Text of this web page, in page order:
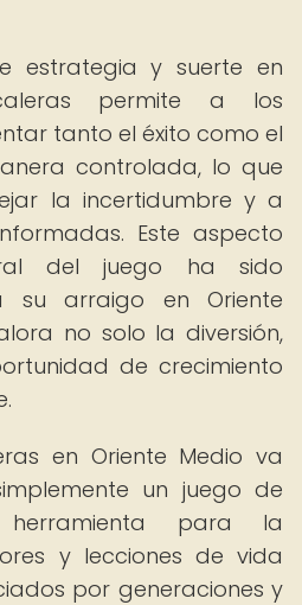
estrategia y suerte en
permite a los
tanto el éxito como el
controlada, lo que
la incertidumbre y a
Este aspecto
del juego ha sido
su arraigo en Oriente
no solo la diversión,
de crecimiento
en Oriente Medio va
un juego de
para la
y lecciones de vida
por generaciones y